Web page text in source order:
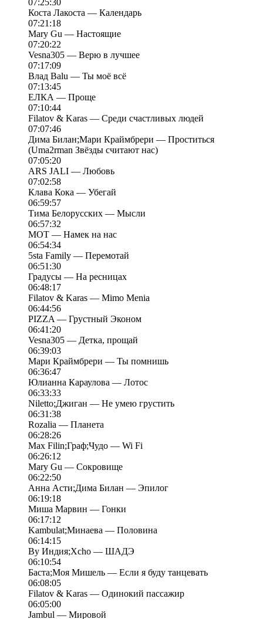
07:25:30
Коста Лакоста — Календарь
07:21:18
Mary Gu — Настоящие
07:20:22
Vesna305 — Верю в лучшее
07:17:09
Влад Balu — Ты моё всё
07:13:45
ЕЛКА — Проще
07:10:44
Filatov & Karas — Среди счастливых людей
07:07:46
Дима Билан;Мари Краймбрери — Проститься
(Uma2rman Звёзды считают нас)
07:05:20
ARS JALI — Любовь
07:02:58
Клава Кока — Убегай
06:59:57
Тима Белорусских — Мысли
06:57:32
MOT — Намек на нас
06:54:34
5sta Family — Перемотай
06:51:30
Градусы — На ресницах
06:48:17
Filatov & Karas — Mimo Menia
06:44:56
PIZZA — Грустный Эконом
06:41:20
Vesna305 — Детка, прощай
06:39:03
Мари Краймбрери — Ты помнишь
06:36:47
Юлианна Караулова — Лотос
06:33:33
Niletto;Джиган — Не умею грустить
06:31:38
Rozalia — Планета
06:28:26
Max Filin;Граф;Чудо — Wi Fi
06:26:12
Mary Gu — Сокровище
06:22:50
Анна Асти;Дима Билан — Эпилог
06:19:18
Миша Марвин — Гонки
06:17:12
Kambulat;Минаева — Половина
06:14:15
By Индия;Xcho — ШАДЭ
06:10:54
Баста;Моя Мишель — Если я буду танцевать
06:08:05
Filatov & Karas — Одинокий пассажир
06:05:00
Jambul — Мировой